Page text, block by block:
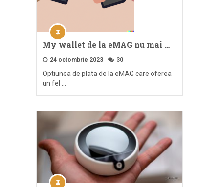
My wallet de la eMAG nu mai …
24 octombrie 2023 30
Optiunea de plata de la eMAG care oferea
un fel …